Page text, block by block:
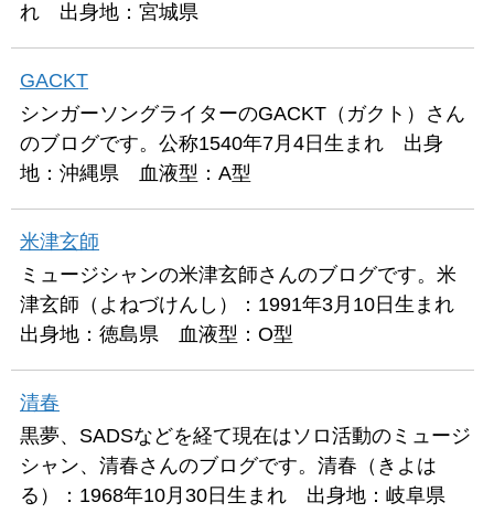
れ 出身地：宮城県
GACKT
シンガーソングライターのGACKT（ガクト）さん
のブログです。公称1540年7月4日生まれ 出身
地：沖縄県 血液型：A型
米津玄師
ミュージシャンの米津玄師さんのブログです。米
津玄師（よねづけんし）：1991年3月10日生まれ
出身地：徳島県 血液型：O型
清春
黒夢、SADSなどを経て現在はソロ活動のミュージ
シャン、清春さんのブログです。清春（きよは
る）：1968年10月30日生まれ 出身地：岐阜県